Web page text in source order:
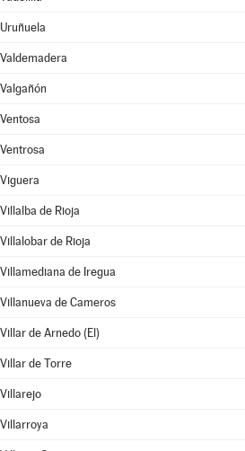
Uruñuela
Valdemadera
Valgañón
Ventosa
Ventrosa
Viguera
Villalba de Rioja
Villalobar de Rioja
Villamediana de Iregua
Villanueva de Cameros
Villar de Arnedo (El)
Villar de Torre
Villarejo
Villarroya